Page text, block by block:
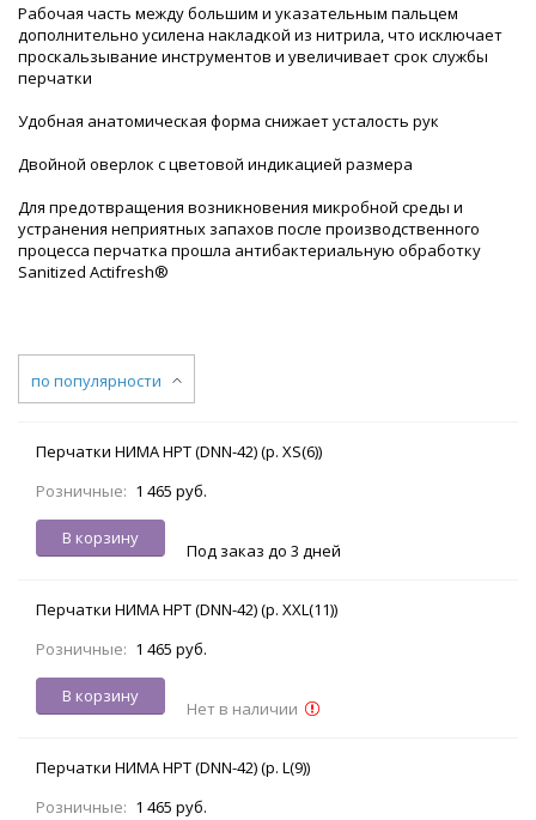
Рабочая часть между большим и указательным пальцем
дополнительно усилена накладкой из нитрила, что исключает
проскальзывание инструментов и увеличивает срок службы
перчатки
Удобная анатомическая форма снижает усталость рук
Двойной оверлок с цветовой индикацией размера
Для предотвращения возникновения микробной среды и
устранения неприятных запахов после производственного
процесса перчатка прошла антибактериальную обработку
Sanitized Actifresh®
по популярности
Перчатки НИМА НРТ (DNN-42) (р. XS(6))
Розничные: 1 465 руб.
В корзину
Под заказ до 3 дней
Перчатки НИМА НРТ (DNN-42) (р. XXL(11))
Розничные: 1 465 руб.
В корзину
Нет в наличии
Перчатки НИМА НРТ (DNN-42) (р. L(9))
Розничные: 1 465 руб.